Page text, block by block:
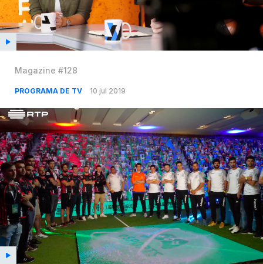
Magazine #128
PROGRAMA DE TV 10 jul 2019